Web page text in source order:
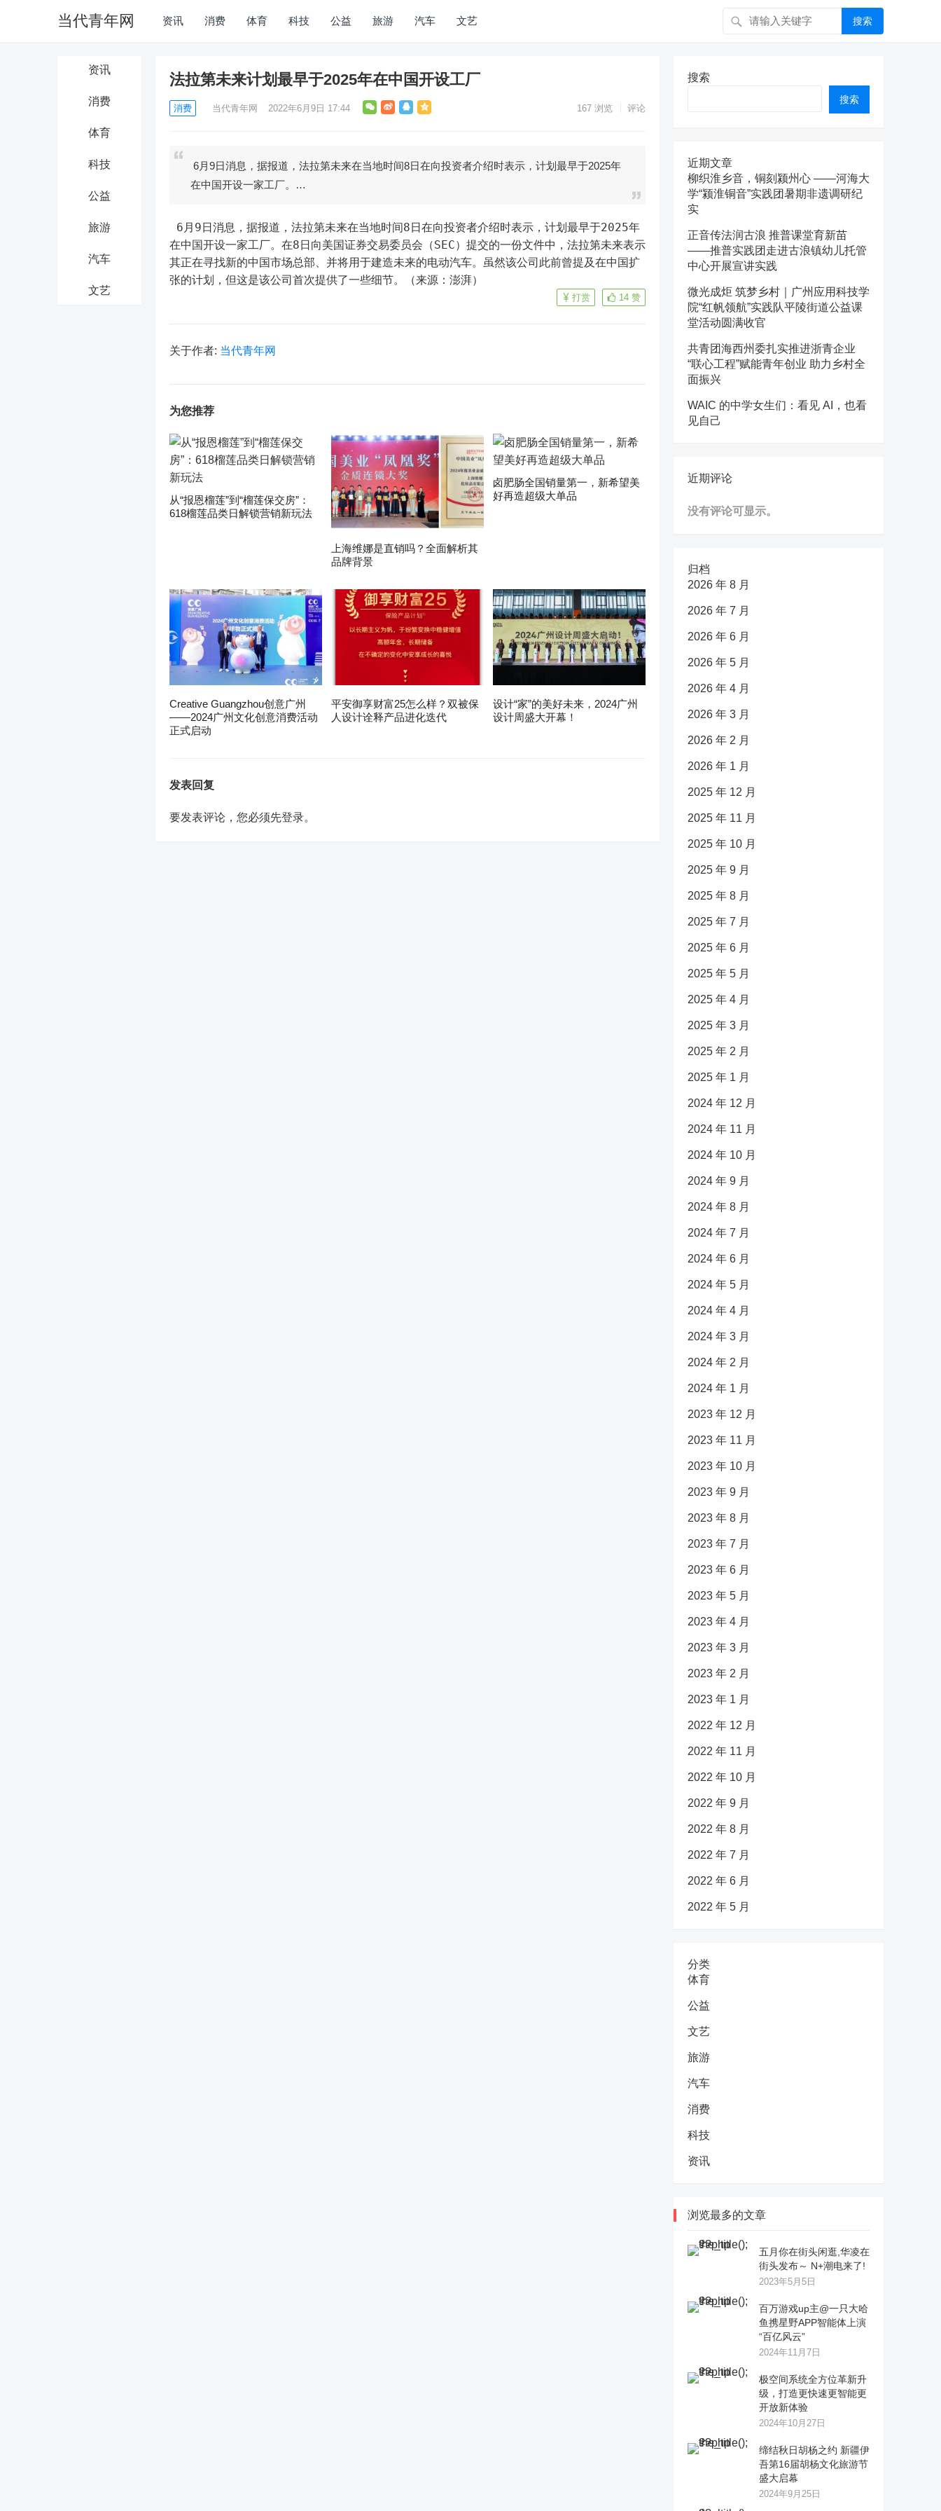
当代青年网 资讯 消费 体育 科技 公益 旅游 汽车 文艺 搜索
资讯
消费
体育
科技
公益
旅游
汽车
文艺
法拉第未来计划最早于2025年在中国开设工厂
消费 当代青年网 2022年6月9日 17:44 167 浏览 评论
6月9日消息，据报道，法拉第未来在当地时间8日在向投资者介绍时表示，计划最早于2025年
在中国开设一家工厂。…
6月9日消息，据报道，法拉第未来在当地时间8日在向投资者介绍时表示，计划最早于2025年
在中国开设一家工厂。在8日向美国证券交易委员会（SEC）提交的一份文件中，法拉第未来表示
其正在寻找新的中国市场总部、并将用于建造未来的电动汽车。虽然该公司此前曾提及在中国扩
张的计划，但这是该公司首次提供了一些细节。（来源：澎湃）
14 赞
打赏
关于作者: 当代青年网
为您推荐
从“报恩榴莲”到“榴莲保交房”：
618榴莲品类日解锁营销新玩法
上海维娜是直销吗？全面解析其
品牌背景
卤肥肠全国销量第一，新希望美
好再造超级大单品
Creative Guangzhou创意广州
——2024广州文化创意消费活动
正式启动
平安御享财富25怎么样？双被保
人设计诠释产品进化迭代
设计“家”的美好未来，2024广州
设计周盛大开幕！
发表回复
要发表评论，您必须先登录。
搜索
搜索
近期文章
柳织淮乡音，铜刻颍州心 ——河海大
学“颍淮铜音”实践团暑期非遗调研纪
实
正音传法润古浪 推普课堂育新苗
——推普实践团走进古浪镇幼儿托管
中心开展宣讲实践
微光成炬 筑梦乡村｜广州应用科技学
院“红帆领航”实践队平陵街道公益课
堂活动圆满收官
共青团海西州委扎实推进浙青企业
“联心工程”赋能青年创业 助力乡村全
面振兴
WAIC 的中学女生们：看见 AI，也看
见自己
近期评论
没有评论可显示。
归档
2026 年 8 月
2026 年 7 月
2026 年 6 月
2026 年 5 月
2026 年 4 月
2026 年 3 月
2026 年 2 月
2026 年 1 月
2025 年 12 月
2025 年 11 月
2025 年 10 月
2025 年 9 月
2025 年 8 月
2025 年 7 月
2025 年 6 月
2025 年 5 月
2025 年 4 月
2025 年 3 月
2025 年 2 月
2025 年 1 月
2024 年 12 月
2024 年 11 月
2024 年 10 月
2024 年 9 月
2024 年 8 月
2024 年 7 月
2024 年 6 月
2024 年 5 月
2024 年 4 月
2024 年 3 月
2024 年 2 月
2024 年 1 月
2023 年 12 月
2023 年 11 月
2023 年 10 月
2023 年 9 月
2023 年 8 月
2023 年 7 月
2023 年 6 月
2023 年 5 月
2023 年 4 月
2023 年 3 月
2023 年 2 月
2023 年 1 月
2022 年 12 月
2022 年 11 月
2022 年 10 月
2022 年 9 月
2022 年 8 月
2022 年 7 月
2022 年 6 月
2022 年 5 月
分类
体育
公益
文艺
旅游
汽车
消费
科技
资讯
浏览最多的文章
五月你在街头闲逛,华凌在
街头发布～ N+潮电来了!
2023年5月5日
百万游戏up主@一只大哈
鱼携星野APP智能体上演
“百亿风云”
2024年11月7日
极空间系统全方位革新升
级，打造更快速更智能更
开放新体验
2024年10月27日
缔结秋日胡杨之约 新疆伊
吾第16届胡杨文化旅游节
盛大启幕
2024年9月25日